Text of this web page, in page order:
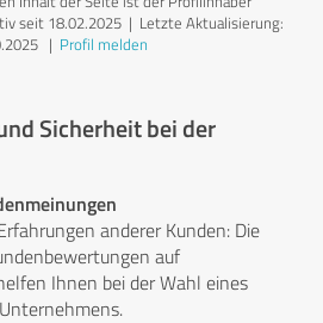
seit 18.02.2025 | Letzte Aktualisierung:
| Profil melden
Sicherheit bei der
anderer Kunden: Die
auf
Ihnen bei der Wahl eines